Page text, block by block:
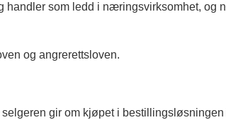
som ledd i næringsvirksomhet, og
og angrerettsloven.
gir om kjøpet i